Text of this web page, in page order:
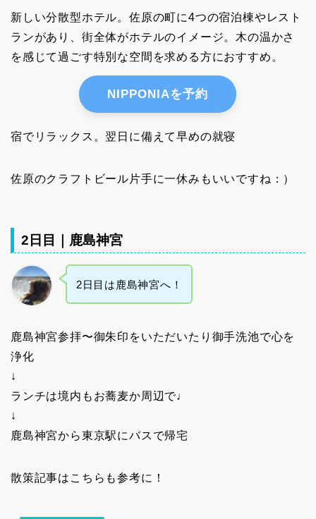
新しい分散型ホテル。佐原の町に4つの宿泊棟やレスト
ランがあり、街全体がホテルのイメージ。木の温かさ
を感じて過ごす特別な空間を求める方におすすめ。
NIPPONIAを予約
宿でリラックス。翌日に備えて早めの就寝
佐原のクラフトビール片手に一休みもいいですね：）
2日目｜鹿島神宮
2日目は鹿島神宮へ！
鹿島神宮参拝〜御朱印をいただいたり御手洗池で心を
浄化
↓
ランチは境内もお蕎麦か周辺で♩
↓
鹿島神宮から東京駅にバスで帰宅
散策記事はこちらも参考に！